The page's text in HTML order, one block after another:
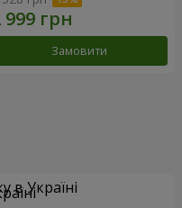
Замовити
в Україні